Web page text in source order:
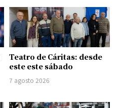
Teatro de Cáritas: desde
este este sábado
7 agosto 2026